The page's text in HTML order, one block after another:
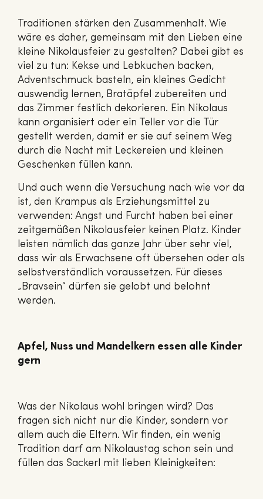
Traditionen stärken den Zusammenhalt. Wie
wäre es daher, gemeinsam mit den Lieben eine
kleine Nikolausfeier zu gestalten? Dabei gibt es
viel zu tun: Kekse und Lebkuchen backen,
Adventschmuck basteln, ein kleines Gedicht
auswendig lernen, Bratäpfel zubereiten und
das Zimmer festlich dekorieren. Ein Nikolaus
kann organisiert oder ein Teller vor die Tür
gestellt werden, damit er sie auf seinem Weg
durch die Nacht mit Leckereien und kleinen
Geschenken füllen kann.
Und auch wenn die Versuchung nach wie vor da
ist, den Krampus als Erziehungsmittel zu
verwenden: Angst und Furcht haben bei einer
zeitgemäßen Nikolausfeier keinen Platz. Kinder
leisten nämlich das ganze Jahr über sehr viel,
dass wir als Erwachsene oft übersehen oder als
selbstverständlich voraussetzen. Für dieses
„Bravsein“ dürfen sie gelobt und belohnt
werden.
Apfel, Nuss und Mandelkern essen alle Kinder
gern
Was der Nikolaus wohl bringen wird? Das
fragen sich nicht nur die Kinder, sondern vor
allem auch die Eltern. Wir finden, ein wenig
Tradition darf am Nikolaustag schon sein und
füllen das Sackerl mit lieben Kleinigkeiten: